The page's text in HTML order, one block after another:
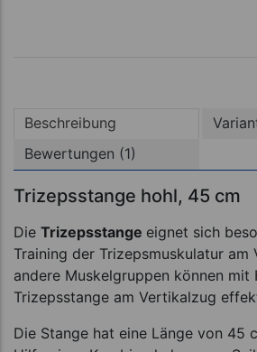
Beschreibung
Bewertungen (1)
Trizepsstange hohl, 45 cm
Die Trizepsstange eignet sich
Training der Trizepsmuskulatur am
andere Muskelgruppen können mit
Trizepsstange am Vertikalzug
Die Stange hat eine Länge von 45